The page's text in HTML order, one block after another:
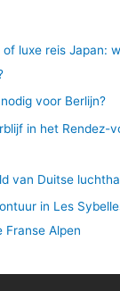
luxe reis Japan:
voor Berlijn?
in het Rendez-
van Duitse
in Les
Franse Alpen